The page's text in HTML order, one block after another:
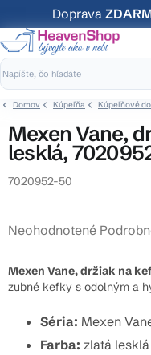
na
obsah
Doprava
Domov Kúpeľňa Kúpeľňové
Mexen Vane,
lesklá,
7020952-50
Priemerné
produktu
je
Neohodnotené
Mexen Vane, držiak na
zubné kefky s odolným a
Séria: Mexen
Farba: zlatá lesklá